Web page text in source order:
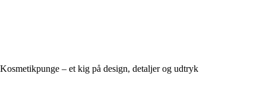
Kosmetikpunge – et kig på design, detaljer og udtryk